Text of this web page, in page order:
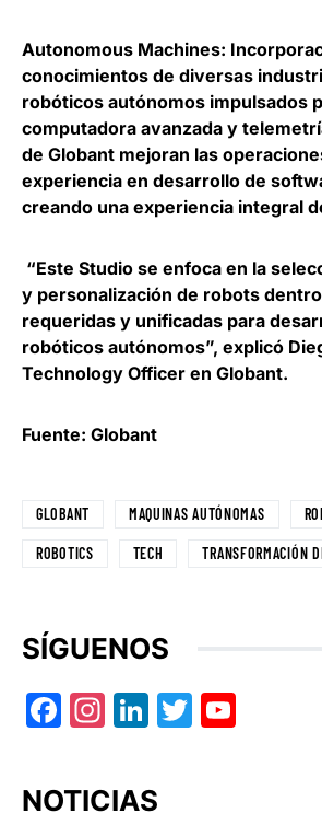
Autonomous Machines:
conocimientos de diversas
robóticos autónomos impulsados
computadora avanzada y
de Globant mejoran las
experiencia en desarrollo de
creando una experiencia integral
“Este Studio se enfoca en la
y personalización de robots
requeridas y unificadas para
robóticos autónomos”, explicó
Technology Officer en Globant.
Fuente: Globant
GLOBANT MAQUINAS AUTÓNOMAS
ROBOTICS TECH TRANSFORMACIÓN
SÍGUENOS
Facebook
Instagram
LinkedIn
Twitter
NOTICIAS